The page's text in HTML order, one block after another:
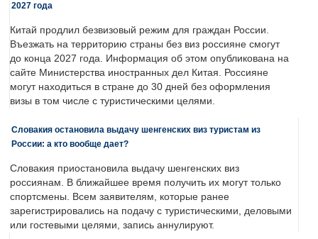
2027 года
Китай продлил безвизовый режим для граждан России.
Въезжать на территорию страны без виз россияне смогут
до конца 2027 года. Информация об этом опубликована на
сайте Министерства иностранных дел Китая. Россияне
могут находиться в стране до 30 дней без оформления
визы в том числе с туристическими целями.
Словакия остановила выдачу шенгенских виз туристам из
России: а кто вообще дает?
Словакия приостановила выдачу шенгенских виз
россиянам. В ближайшее время получить их могут только
спортсмены. Всем заявителям, которые ранее
зарегистрировались на подачу с туристическими, деловыми
или гостевыми целями, запись аннулируют.